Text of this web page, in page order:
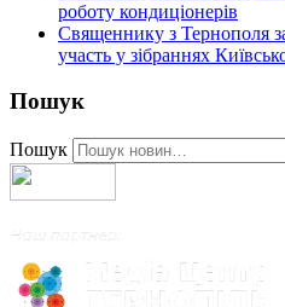
роботу кондиціонерів
Священнику з Тернополя
участь у зібраннях
Пошук
Пошук